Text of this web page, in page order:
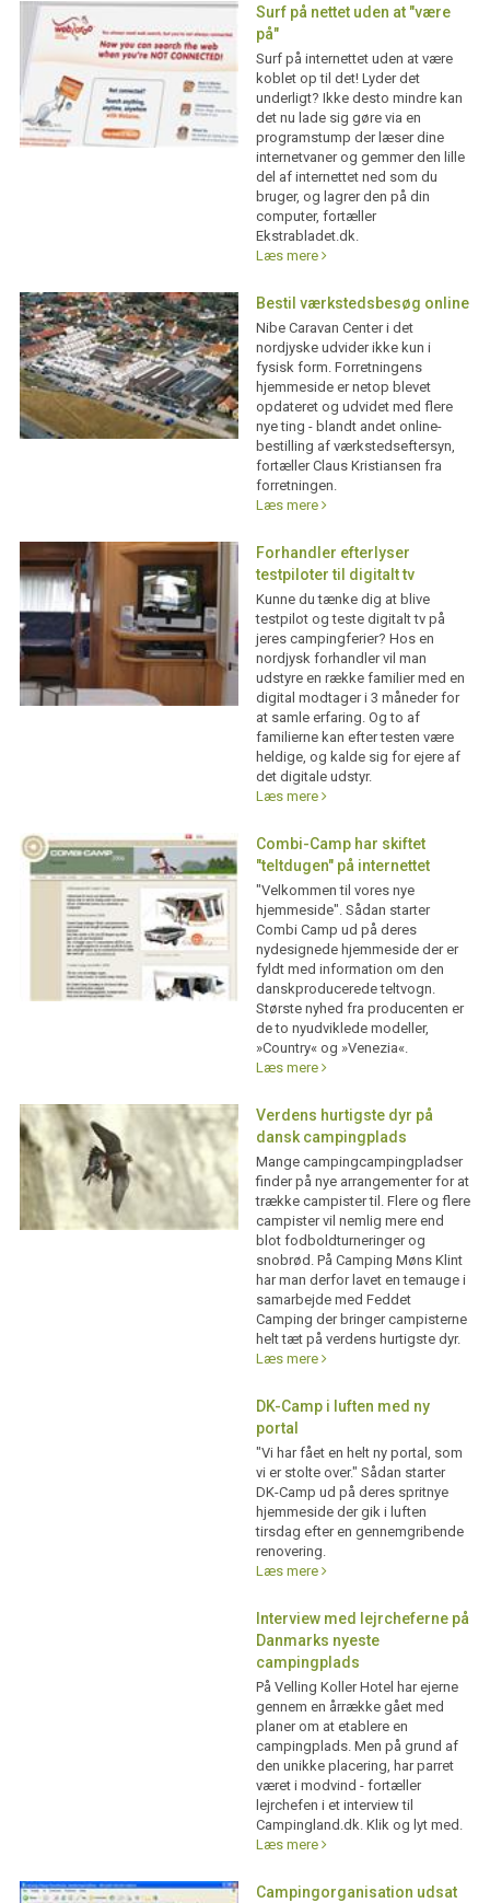
Surf på nettet uden at "være
på"
Surf på internettet uden at være
koblet op til det! Lyder det
underligt? Ikke desto mindre kan
det nu lade sig gøre via en
programstump der læser dine
internetvaner og gemmer den lille
del af internettet ned som du
bruger, og lagrer den på din
computer, fortæller
Ekstrabladet.dk.
Læs mere
Bestil værkstedsbesøg online
Nibe Caravan Center i det
nordjyske udvider ikke kun i
fysisk form. Forretningens
hjemmeside er netop blevet
opdateret og udvidet med flere
nye ting - blandt andet online-
bestilling af værkstedseftersyn,
fortæller Claus Kristiansen fra
forretningen.
Læs mere
Forhandler efterlyser
testpiloter til digitalt tv
Kunne du tænke dig at blive
testpilot og teste digitalt tv på
jeres campingferier? Hos en
nordjysk forhandler vil man
udstyre en række familier med en
digital modtager i 3 måneder for
at samle erfaring. Og to af
familierne kan efter testen være
heldige, og kalde sig for ejere af
det digitale udstyr.
Læs mere
Combi-Camp har skiftet
"teltdugen" på internettet
"Velkommen til vores nye
hjemmeside". Sådan starter
Combi Camp ud på deres
nydesignede hjemmeside der er
fyldt med information om den
danskproducerede teltvogn.
Største nyhed fra producenten er
de to nyudviklede modeller,
»Country« og »Venezia«.
Læs mere
Verdens hurtigste dyr på
dansk campingplads
Mange campingcampingpladser
finder på nye arrangementer for at
trække campister til. Flere og flere
campister vil nemlig mere end
blot fodboldturneringer og
snobrød. På Camping Møns Klint
har man derfor lavet en temauge i
samarbejde med Feddet
Camping der bringer campisterne
helt tæt på verdens hurtigste dyr.
Læs mere
DK-Camp i luften med ny
portal
"Vi har fået en helt ny portal, som
vi er stolte over." Sådan starter
DK-Camp ud på deres spritnye
hjemmeside der gik i luften
tirsdag efter en gennemgribende
renovering.
Læs mere
Interview med lejrcheferne på
Danmarks nyeste
campingplads
På Velling Koller Hotel har ejerne
gennem en årrække gået med
planer om at etablere en
campingplads. Men på grund af
den unikke placering, har parret
været i modvind - fortæller
lejrchefen i et interview til
Campingland.dk. Klik og lyt med.
Læs mere
Campingorganisation udsat